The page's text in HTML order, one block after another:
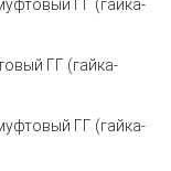
ГГ (гайка-
ГГ (гайка-
ГГ (гайка-